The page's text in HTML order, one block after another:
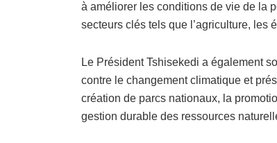
à améliorer les conditions de vie de la
secteurs clés tels que l’agriculture, les
Le Président Tshisekedi a également
contre le changement climatique et
création de parcs nationaux, la
gestion durable des ressources